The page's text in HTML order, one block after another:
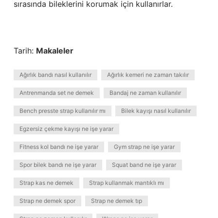
sırasında bileklerini korumak için kullanırlar.
Tarih: Makaleler
Ağırlık bandı nasıl kullanılır Ağırlık kemeri ne zaman takılır
Antrenmanda set ne demek Bandaj ne zaman kullanılır
Bench presste strap kullanılır mı Bilek kayışı nasıl kullanılır
Egzersiz çekme kayışı ne işe yarar
Fitness kol bandı ne işe yarar Gym strap ne işe yarar
Spor bilek bandı ne işe yarar Squat band ne işe yarar
Strap kas ne demek Strap kullanmak mantıklı mı
Strap ne demek spor Strap ne demek tıp